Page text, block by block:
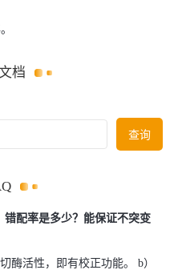
档
查询
错配率是多少？能保证不突变
酶活性，即有校正功能。 b）